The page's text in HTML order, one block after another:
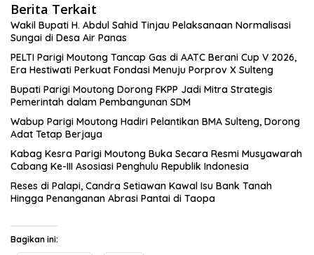
Berita Terkait
Wakil Bupati H. Abdul Sahid Tinjau Pelaksanaan Normalisasi
Sungai di Desa Air Panas
PELTI Parigi Moutong Tancap Gas di AATC Berani Cup V 2026,
Era Hestiwati Perkuat Fondasi Menuju Porprov X Sulteng
Bupati Parigi Moutong Dorong FKPP Jadi Mitra Strategis
Pemerintah dalam Pembangunan SDM
Wabup Parigi Moutong Hadiri Pelantikan BMA Sulteng, Dorong
Adat Tetap Berjaya
Kabag Kesra Parigi Moutong Buka Secara Resmi Musyawarah
Cabang Ke-III Asosiasi Penghulu Republik Indonesia
Reses di Palapi, Candra Setiawan Kawal Isu Bank Tanah
Hingga Penanganan Abrasi Pantai di Taopa
Bagikan ini: